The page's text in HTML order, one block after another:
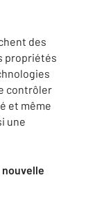
des
propriétés
contrôler
et même
une